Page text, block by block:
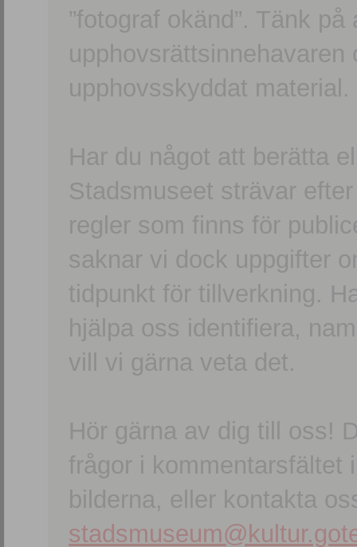
”fotograf okänd”. Tänk
upphovsskyddat material.
Har du något att berätta
Stadsmuseet strävar
regler som finns för
saknar vi dock uppgifter
tidpunkt för tillverkning.
hjälpa oss identifiera,
vill vi gärna veta det.
Hör gärna av dig till oss!
frågor i kommentarsfältet
bilderna, eller kontakta